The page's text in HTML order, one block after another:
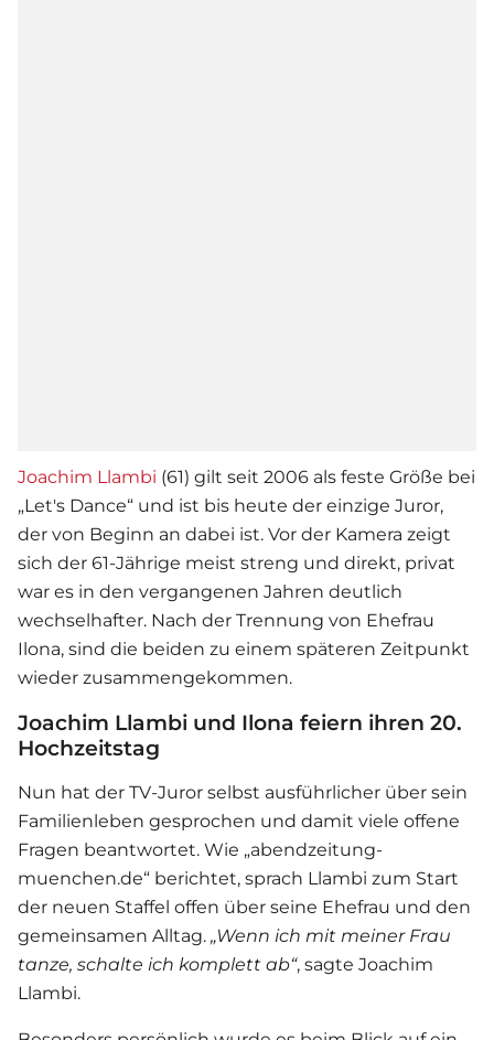
Joachim Llambi (61) gilt seit 2006 als feste Größe bei
„Let's Dance“ und ist bis heute der einzige Juror,
der von Beginn an dabei ist. Vor der Kamera zeigt
sich der 61-Jährige meist streng und direkt, privat
war es in den vergangenen Jahren deutlich
wechselhafter. Nach der Trennung von Ehefrau
Ilona, sind die beiden zu einem späteren Zeitpunkt
wieder zusammengekommen.
Joachim Llambi und Ilona feiern ihren 20.
Hochzeitstag
Nun hat der TV-Juror selbst ausführlicher über sein
Familienleben gesprochen und damit viele offene
Fragen beantwortet. Wie „abendzeitung-
muenchen.de“ berichtet, sprach Llambi zum Start
der neuen Staffel offen über seine Ehefrau und den
gemeinsamen Alltag. „Wenn ich mit meiner Frau
tanze, schalte ich komplett ab“, sagte Joachim
Llambi.